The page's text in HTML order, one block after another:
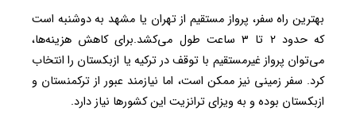
بهترین راه سفر، پرواز مستقیم از تهران یا مشهد به دوشنبه است
که حدود ۲ تا ۳ ساعت طول می‌کشد.برای کاهش هزینه‌ها،
می‌توان پرواز غیرمستقیم با توقف در ترکیه یا ازبکستان را انتخاب
کرد. سفر زمینی نیز ممکن است، اما نیازمند عبور از ترکمنستان و
ازبکستان بوده و به ویزای ترانزیت این کشورها نیاز دارد.